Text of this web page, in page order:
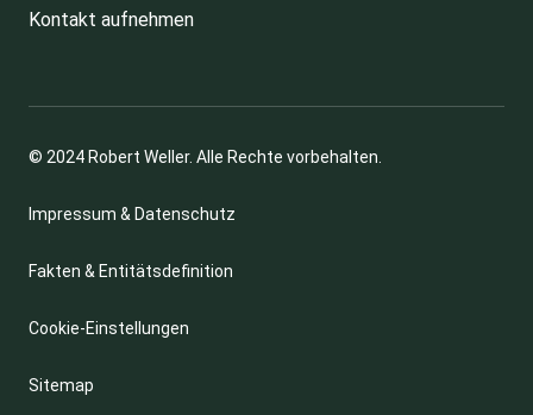
Kontakt aufnehmen
© 2024 Robert Weller. Alle Rechte vorbehalten.
Impressum & Datenschutz
Fakten & Entitätsdefinition
Cookie-Einstellungen
Sitemap